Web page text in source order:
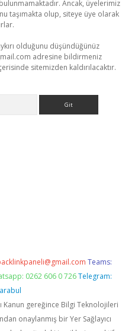
Ancak, üyelerimiz
taşımakta olup, siteye üye olarak
olduğunu düşündüğünüz
adresine bildirmeniz
sitemizden kaldırılacaktır.
Teams:
0262 606 0 726 Telegram:
Kanun gereğince Bilgi Teknolojileri
onaylanmış bir Yer Sağlayıcı